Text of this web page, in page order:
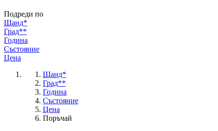
Подреди по
Щанд*
Град**
Година
Състояние
Цена
Щанд*
Град**
Година
Състояние
Цена
Поръчай